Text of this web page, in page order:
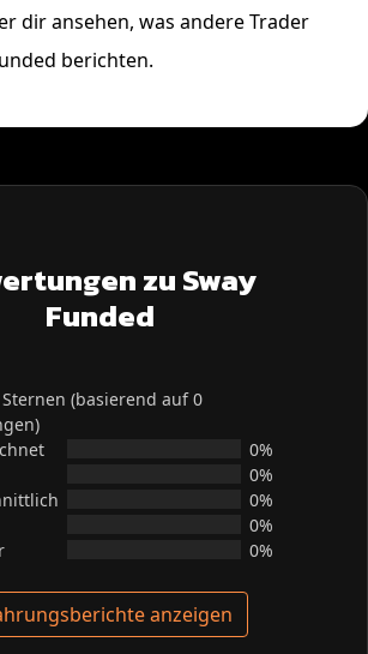
dir ansehen, was andere Trader
berichten.
zu Sway
Funded
(basierend auf 0
0%
0%
0%
0%
0%
anzeigen